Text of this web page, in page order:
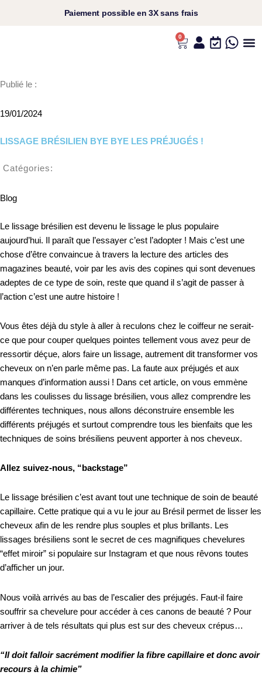
Paiement possible en3X sans frais​
0
Panier
Publié le :
19/01/2024
LISSAGE BRÉSILIEN BYE BYE LES PRÉJUGÉS !
Catégories:
Blog
Le lissage brésilien est devenu le lissage le plus populaire
aujourd’hui. Il paraît que l’essayer c’est l’adopter ! Mais c’est une
chose d’être convaincue à travers la lecture des articles des
magazines beauté, voir par les avis des copines qui sont devenues
adeptes de ce type de soin, reste que quand il s’agit de passer à
l’action c’est une autre histoire !
Vous êtes déjà du style à aller à reculons chez le coiffeur ne serait-
ce que pour couper quelques pointes tellement vous avez peur de
ressortir déçue, alors faire un lissage, autrement dit transformer vos
cheveux on n’en parle même pas. La faute aux préjugés et aux
manques d’information aussi ! Dans cet article, on vous emmène
dans les coulisses du lissage brésilien, vous allez comprendre les
différentes techniques, nous allons déconstruire ensemble les
différents préjugés et surtout comprendre tous les bienfaits que les
techniques de soins brésiliens peuvent apporter à nos cheveux.
Allez suivez-nous, “backstage”
Le lissage brésilien c’est avant tout une technique de soin de beauté
capillaire. Cette pratique qui a vu le jour au Brésil permet de lisser les
cheveux afin de les rendre plus souples et plus brillants. Les
lissages brésiliens sont le secret de ces magnifiques chevelures
“effet miroir” si populaire sur Instagram et que nous rêvons toutes
d’afficher un jour.
Nous voilà arrivés au bas de l’escalier des préjugés. Faut-il faire
souffrir sa chevelure pour accéder à ces canons de beauté ? Pour
arriver à de tels résultats qui plus est sur des cheveux crépus…
“Il doit falloir sacrément modifier la fibre capillaire et donc avoir
recours à la chimie”